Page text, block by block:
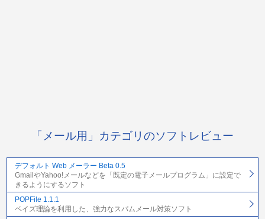
「メール用」カテゴリのソフトレビュー
デフォルト Web メーラー Beta 0.5
GmailやYahoo!メールなどを「既定の電子メールプログラム」に設定で
きるようにするソフト
POPFile 1.1.1
ベイズ理論を利用した、強力なスパムメール対策ソフト